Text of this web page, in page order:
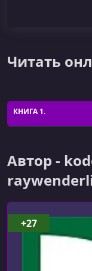
Читать
КНИГА 1.
Автор -
+27